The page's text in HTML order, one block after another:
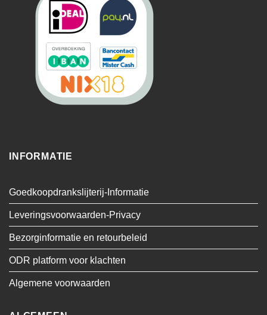
INFORMATIE
Goedkoopdrankslijterij-Informatie
Leveringsvoorwaarden-Privacy
Bezorginformatie en retourbeleid
ODR platform voor klachten
Algemene voorwaarden